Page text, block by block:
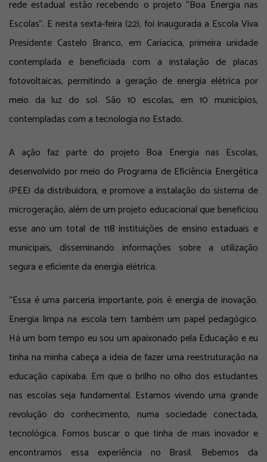
rede estadual estão recebendo o projeto “Boa Energia nas
Escolas”. E nesta sexta-feira (22), foi inaugurada a Escola Viva
Presidente Castelo Branco, em Cariacica, primeira unidade
contemplada e beneficiada com a instalação de placas
fotovoltaicas, permitindo a geração de energia elétrica por
meio da luz do sol. São 10 escolas, em 10 municípios,
contempladas com a tecnologia no Estado.
A ação faz parte do projeto Boa Energia nas Escolas,
desenvolvido por meio do Programa de Eficiência Energética
(PEE) da distribuidora, e promove a instalação do sistema de
microgeração, além de um projeto educacional que beneficiou
esse ano um total de 118 instituições de ensino estaduais e
municipais, disseminando informações sobre a utilização
segura e eficiente da energia elétrica.
“Essa é uma parceria importante, pois é energia de inovação.
Energia limpa na escola tem também um papel pedagógico.
Há um bom tempo eu sou um apaixonado pela Educação e eu
tinha na minha cabeça a ideia de fazer uma reestruturação na
educação capixaba. Em que o brilho no olho dos estudantes
nas escolas seja fundamental. Estamos vivendo uma grande
revolução do conhecimento, numa sociedade conectada,
tecnológica. Fomos buscar o que tinha de mais inovador e
encontramos essa experiência no Brasil. Bebemos da